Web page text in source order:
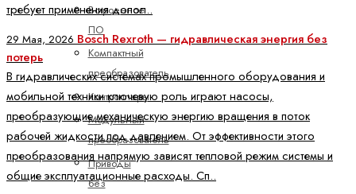
Встроенное
ПО
Компактный
преобразователь
Контроллеры
Модульный
преобразователь
Приводы
без
требует применения допол..
29 Мая, 2026 Bosch Rexroth — гидравлическая энергия без
потерь
В гидравлических системах промышленного оборудования и
мобильной техники ключевую роль играют насосы,
преобразующие механическую энергию вращения в поток
рабочей жидкости под давлением. От эффективности этого
преобразования напрямую зависят тепловой режим системы и
общие эксплуатационные расходы. Сп..